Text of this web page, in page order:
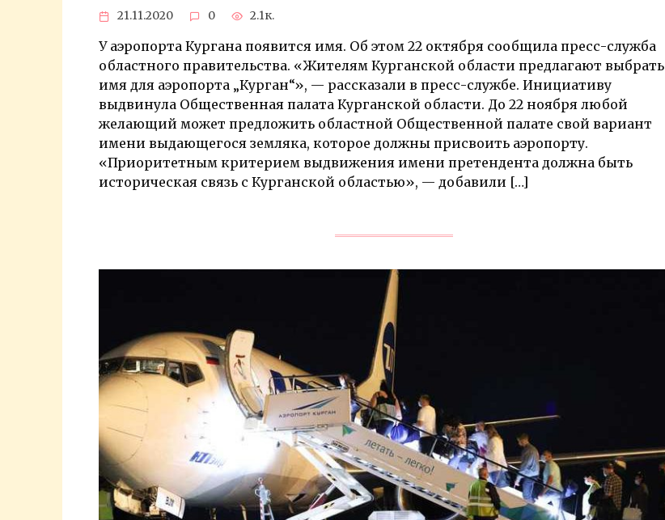
21.11.2020 0 2.1к.
У аэропорта Кургана появится имя. Об этом 22 октября сообщила пресс-служба
областного правительства. «Жителям Курганской области предлагают выбрать
имя для аэропорта „Курган“», — рассказали в пресс-службе. Инициативу
выдвинула Общественная палата Курганской области. До 22 ноября любой
желающий может предложить областной Общественной палате свой вариант
имени выдающегося земляка, которое должны присвоить аэропорту.
«Приоритетным критерием выдвижения имени претендента должна быть
историческая связь с Курганской областью», — добавили […]